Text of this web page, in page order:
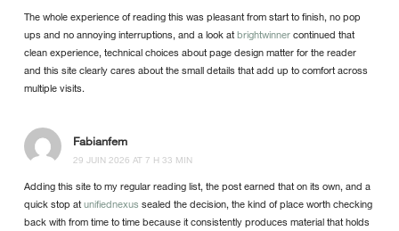
The whole experience of reading this was pleasant from start to finish, no pop
ups and no annoying interruptions, and a look atbrightwinnercontinued that
clean experience, technical choices about page design matter for the reader
and this site clearly cares about the small details that add up to comfort across
multiple visits.
Fabianfem
29 JUIN 2026 AT 7 H 33 MIN
Adding this site to my regular reading list, the post earned that on its own, and a
quick stop atunifiednexus sealed the decision, the kind of place worth checking
back with from time to time because it consistently produces material that holds